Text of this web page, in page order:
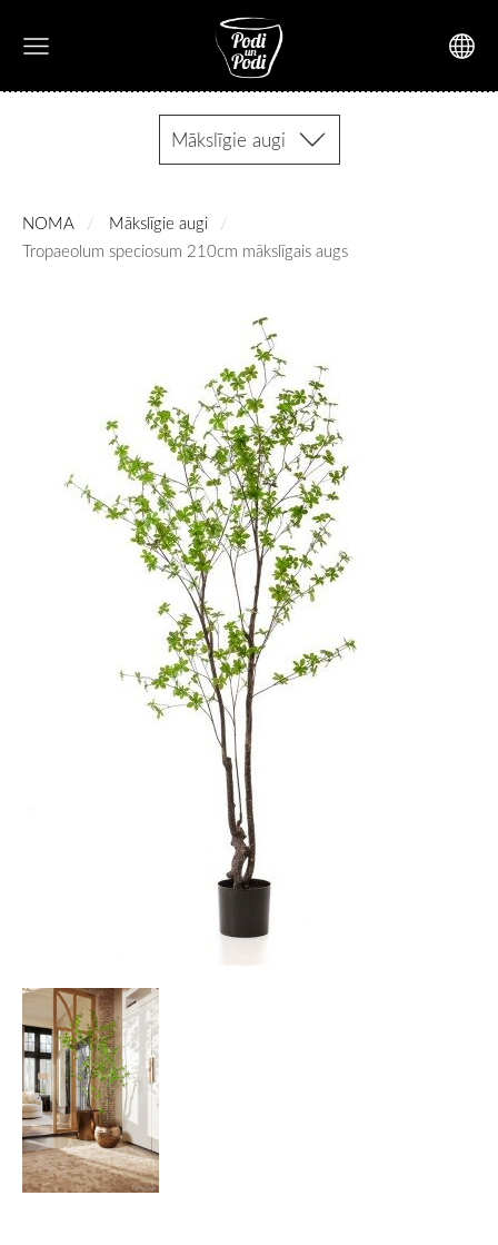
Mākslīgie augi
NOMA
Mākslīgie augi
Tropaeolum speciosum 210cm mākslīgais augs